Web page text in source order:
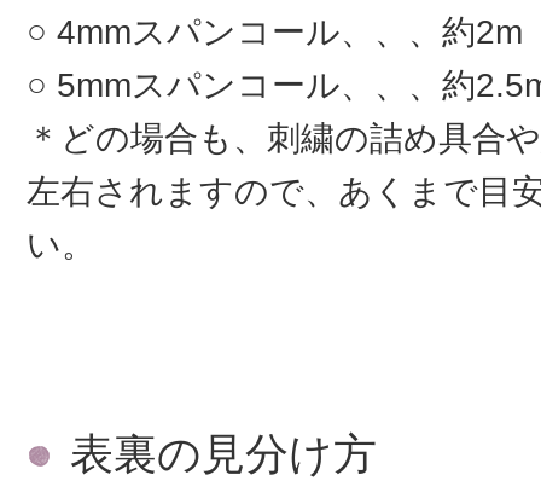
4mmスパンコール、、、約2m
5mmスパンコール、、、約
＊どの場合も、刺繍の詰め具合
左右されますので、あくまで目
い。
表裏の見分け方